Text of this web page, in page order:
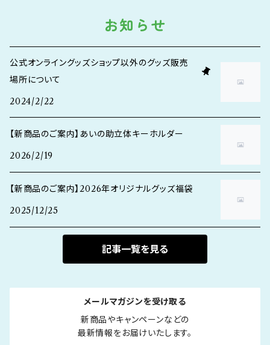
お知らせ
公式オンライングッズショップ以外のグッズ販売
場所について
2024/2/22
【新商品のご案内】あいの助立体キーホルダー
2026/2/19
【新商品のご案内】2026年オリジナルグッズ福袋
2025/12/25
記事一覧を見る
メールマガジンを受け取る
新商品やキャンペーンなどの
最新情報をお届けいたします。